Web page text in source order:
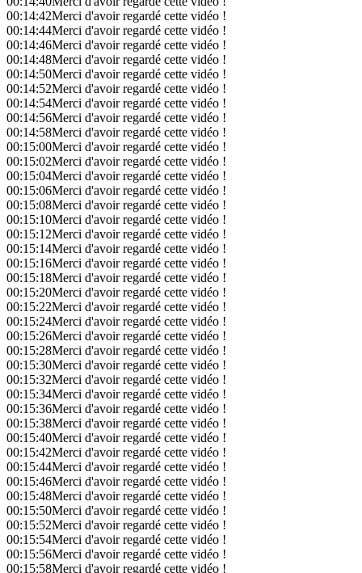
00:14:42Merci d'avoir regardé cette vidéo !
00:14:44Merci d'avoir regardé cette vidéo !
00:14:46Merci d'avoir regardé cette vidéo !
00:14:48Merci d'avoir regardé cette vidéo !
00:14:50Merci d'avoir regardé cette vidéo !
00:14:52Merci d'avoir regardé cette vidéo !
00:14:54Merci d'avoir regardé cette vidéo !
00:14:56Merci d'avoir regardé cette vidéo !
00:14:58Merci d'avoir regardé cette vidéo !
00:15:00Merci d'avoir regardé cette vidéo !
00:15:02Merci d'avoir regardé cette vidéo !
00:15:04Merci d'avoir regardé cette vidéo !
00:15:06Merci d'avoir regardé cette vidéo !
00:15:08Merci d'avoir regardé cette vidéo !
00:15:10Merci d'avoir regardé cette vidéo !
00:15:12Merci d'avoir regardé cette vidéo !
00:15:14Merci d'avoir regardé cette vidéo !
00:15:16Merci d'avoir regardé cette vidéo !
00:15:18Merci d'avoir regardé cette vidéo !
00:15:20Merci d'avoir regardé cette vidéo !
00:15:22Merci d'avoir regardé cette vidéo !
00:15:24Merci d'avoir regardé cette vidéo !
00:15:26Merci d'avoir regardé cette vidéo !
00:15:28Merci d'avoir regardé cette vidéo !
00:15:30Merci d'avoir regardé cette vidéo !
00:15:32Merci d'avoir regardé cette vidéo !
00:15:34Merci d'avoir regardé cette vidéo !
00:15:36Merci d'avoir regardé cette vidéo !
00:15:38Merci d'avoir regardé cette vidéo !
00:15:40Merci d'avoir regardé cette vidéo !
00:15:42Merci d'avoir regardé cette vidéo !
00:15:44Merci d'avoir regardé cette vidéo !
00:15:46Merci d'avoir regardé cette vidéo !
00:15:48Merci d'avoir regardé cette vidéo !
00:15:50Merci d'avoir regardé cette vidéo !
00:15:52Merci d'avoir regardé cette vidéo !
00:15:54Merci d'avoir regardé cette vidéo !
00:15:56Merci d'avoir regardé cette vidéo !
00:15:58Merci d'avoir regardé cette vidéo !